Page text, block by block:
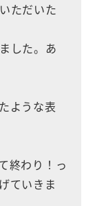
ただいた
した。あ
ような表
終わり！っ
ていきま